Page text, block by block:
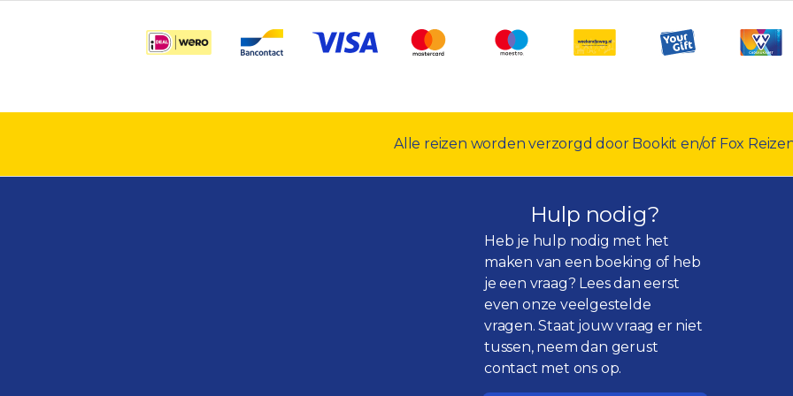
Alle reizen worden verzorgd door Bookit en/of Fox
Hulp nodig?
Heb je hulp nodig met het
maken van een boeking of heb
je een vraag? Lees dan eerst
even onzeveelgestelde
vragen. Staat jouw vraag er niet
tussen, neem dan gerust
contact met ons op.